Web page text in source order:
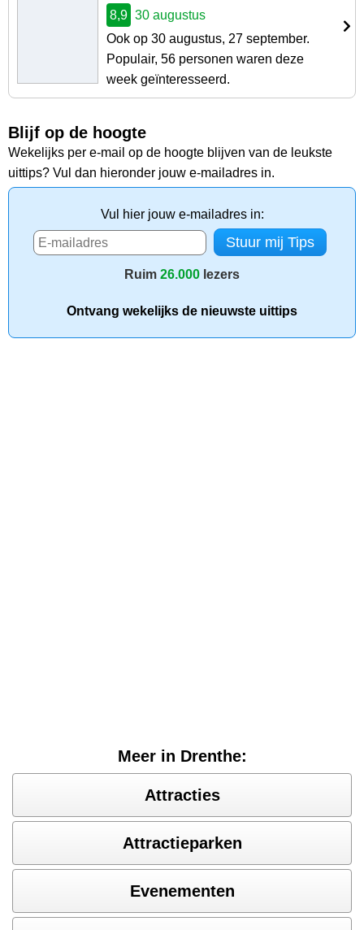
8,9 30 augustus
Ook op 30 augustus, 27 september.
Populair, 56 personen waren deze
week geïnteresseerd.
Blijf op de hoogte
Wekelijks per e-mail op de hoogte blijven van de leukste
uittips? Vul dan hieronder jouw e-mailadres in.
Vul hier jouw e-mailadres in:
Ruim 26.000 lezers
Ontvang wekelijks de nieuwste uittips
Meer in Drenthe:
Attracties
Attractieparken
Evenementen